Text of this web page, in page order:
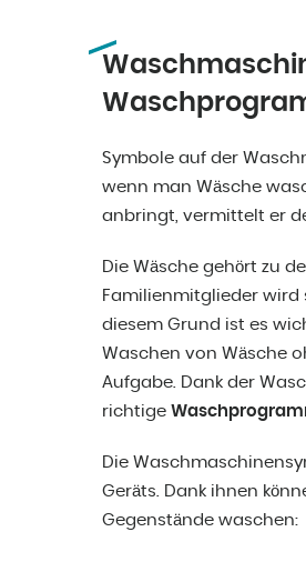
Symbole auf der
wenn man Wäsche
anbringt, vermittelt er
Die Wäsche gehört zu
Familienmitglieder wird
diesem Grund ist es
Waschen von Wäsche
Aufgabe. Dank der
richtige
Die
Geräts. Dank ihnen
Gegenstände waschen: